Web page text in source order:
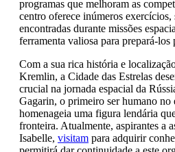
programas que melhoram as
centro oferece inúmeros
encontradas durante missões
ferramenta valiosa para prepará-los
Com a sua rica história e
Kremlin, a Cidade das Estrelas
crucial na jornada espacial da
Gagarin, o primeiro ser humano no
homenageia uma figura lendária
fronteira. Atualmente, aspirantes a
Isabelle, visitam para adquirir